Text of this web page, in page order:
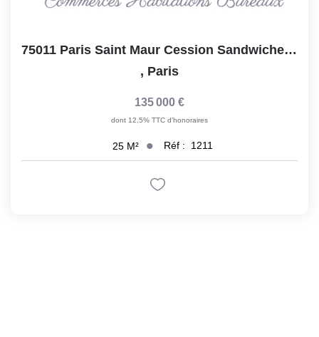
75011 Paris Saint Maur Cession Sandwicherie 25 M2...
, Paris
135 000 €
dont 12,5% TTC d'honoraires
25 M² Réf : 1211